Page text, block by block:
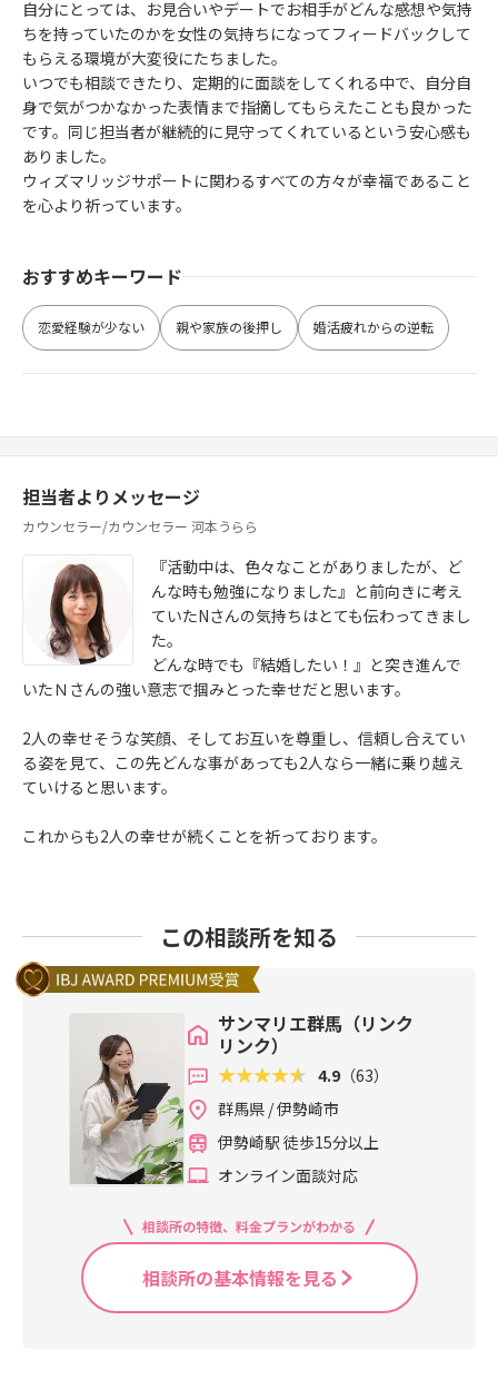
自分にとっては、お見合いやデートでお相手がどんな感想や気持
ちを持っていたのかを女性の気持ちになってフィードバックして
もらえる環境が大変役にたちました。
いつでも相談できたり、定期的に面談をしてくれる中で、自分自
身で気がつかなかった表情まで指摘してもらえたことも良かった
です。同じ担当者が継続的に見守ってくれているという安心感も
ありました。
ウィズマリッジサポートに関わるすべての方々が幸福であること
を心より祈っています。
おすすめキーワード
恋愛経験が少ない 親や家族の後押し 婚活疲れからの逆転
担当者よりメッセージ
カウンセラー/カウンセラー 河本うらら
『活動中は、色々なことがありましたが、ど
んな時も勉強になりました』と前向きに考え
ていたNさんの気持ちはとても伝わってきまし
た。
どんな時でも『結婚したい！』と突き進んで
いたＮさんの強い意志で掴みとった幸せだと思います。
2人の幸せそうな笑顔、そしてお互いを尊重し、信頼し合えてい
る姿を見て、この先どんな事があっても2人なら一緒に乗り越え
ていけると思います。
これからも2人の幸せが続くことを祈っております。
この相談所を知る
サンマリエ群馬（リンク
リンク）
4.9 （63）
群馬県 / 伊勢崎市
伊勢崎駅 徒歩15分以上
オンライン面談対応
相談所の特徴、料金プランがわかる
相談所の基本情報を見る